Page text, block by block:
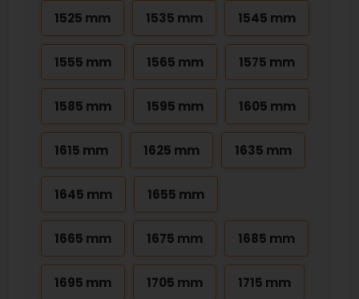
1525 mm 1535 mm 1545 mm
1555 mm 1565 mm 1575 mm
1585 mm 1595 mm 1605 mm
1615 mm 1625 mm 1635 mm
1645 mm 1655 mm
1665 mm 1675 mm 1685 mm
1695 mm 1705 mm 1715 mm